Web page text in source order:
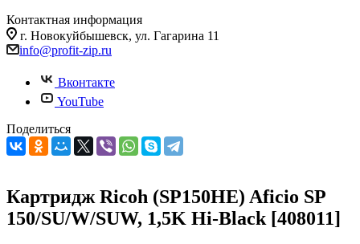
Контактная информация
г. Новокуйбышевск, ул. Гагарина 11
info@profit-zip.ru
Вконтакте
YouTube
Поделиться
Картридж Ricoh (SP150HE) Aficio SP
150/SU/W/SUW, 1,5K Hi-Black [408011]